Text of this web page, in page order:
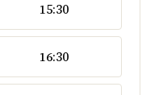
15:30
16:30